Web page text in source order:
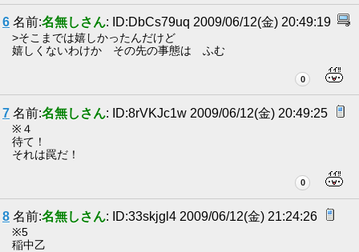
6 名前:名無しさん: ID:DbCs79uq 2009/06/12(金) 20:49:19
>そこまでは嬉しかったんだけど
嬉しくないわけか その先の事態は ふむ
0
7 名前:名無しさん: ID:8rVKJc1w 2009/06/12(金) 20:49:25
※４
待て！
それは罠だ！
0
8 名前:名無しさん: ID:33skjgl4 2009/06/12(金) 21:24:26
※5
稲中乙